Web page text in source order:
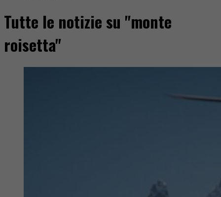
Tutte le notizie su "monte
roisetta"